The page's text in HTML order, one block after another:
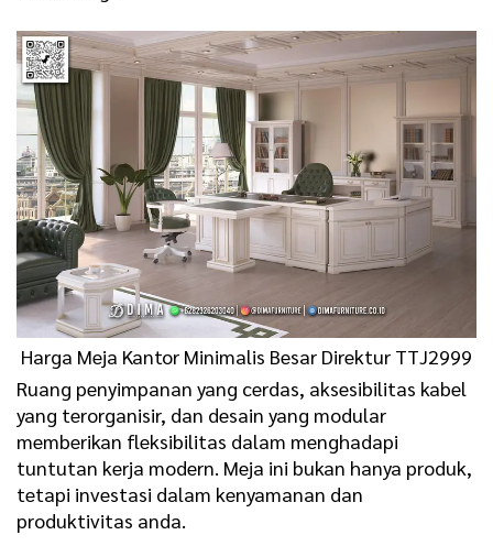
Harga Meja Kantor Minimalis Besar Direktur TTJ2999
Ruang penyimpanan yang cerdas, aksesibilitas kabel
yang terorganisir, dan desain yang modular
memberikan fleksibilitas dalam menghadapi
tuntutan kerja modern. Meja ini bukan hanya produk,
tetapi investasi dalam kenyamanan dan
produktivitas anda.